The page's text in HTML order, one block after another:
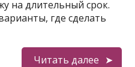
на длительный срок.
где сделать
Читать далее